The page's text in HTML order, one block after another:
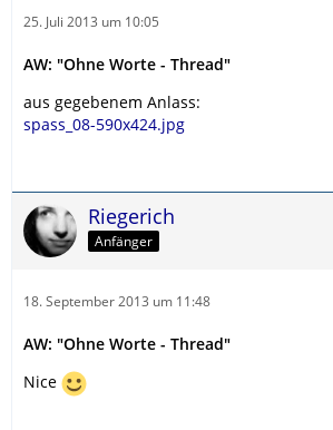
25. Juli 2013 um 10:05
AW: "Ohne Worte - Thread"
aus gegebenem Anlass:
spass_08-590x424.jpg
Riegerich
Anfänger
18. September 2013 um 11:48
AW: "Ohne Worte - Thread"
Nice